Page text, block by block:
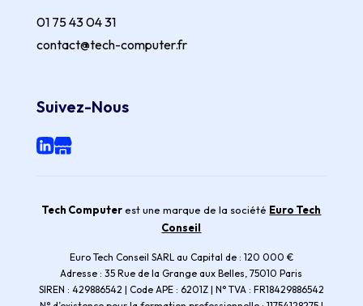
01 75 43 04 31
contact@tech-computer.fr
Suivez-Nous
Tech Computerest une marque de la société Euro Tech
Conseil
Euro Tech Conseil SARL au Capital de : 120 000 €
Adresse : 35 Rue de la Grange aux Belles, 75010 Paris
SIREN : 429886542 | Code APE : 6201Z | N° TVA : FR18429886542